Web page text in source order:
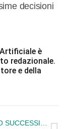
decisioni
è
redazionale.
e della